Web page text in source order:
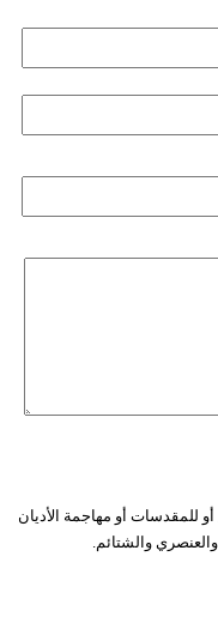
للمقدسات أو مهاجمة الأديان
والشتائم.